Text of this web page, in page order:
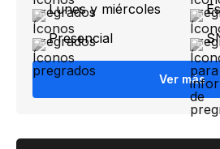
Lunes y miércoles
Presencial
Ver más